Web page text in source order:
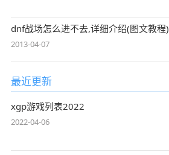
dnf战场怎么进不去,详细介绍(图文教程)
2013-04-07
最近更新
xgp游戏列表2022
2022-04-06